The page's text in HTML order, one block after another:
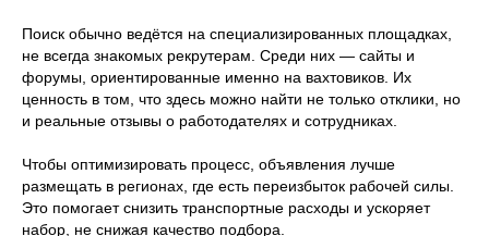
Поиск обычно ведётся на специализированных площадках,
не всегда знакомых рекрутерам. Среди них — сайты и
форумы, ориентированные именно на вахтовиков. Их
ценность в том, что здесь можно найти не только отклики, но
и реальные отзывы о работодателях и сотрудниках.
Чтобы оптимизировать процесс, объявления лучше
размещать в регионах, где есть переизбыток рабочей силы.
Это помогает снизить транспортные расходы и ускоряет
набор, не снижая качество подбора.